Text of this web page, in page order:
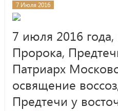
7 Июля 2016
7 июля 2016 года,
Пророка,
Патриарх
освящение
Предтечи у